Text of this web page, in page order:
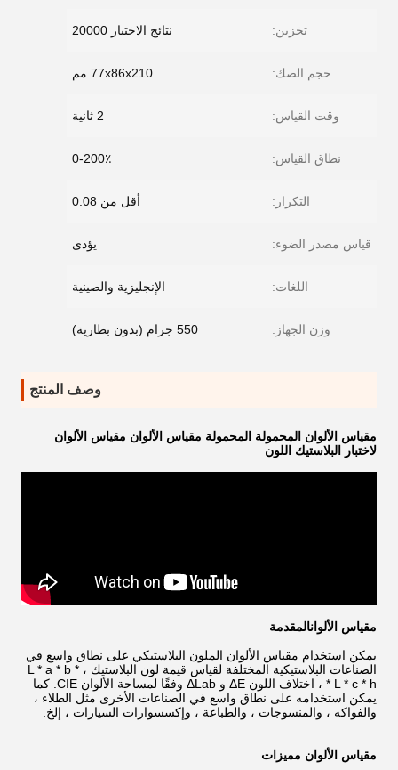
تخزين: نتائج الاختبار 20000
حجم الصك: 77x86x210 مم
وقت القياس: 2 ثانية
نطاق القياس: 0-200٪
التكرار: أقل من 0.08
قياس مصدر الضوء: يؤدى
اللغات: الإنجليزية والصينية
وزن الجهاز: 550 جرام (بدون بطارية)
وصف المنتج
مقياس الألوان المحمولة المحمولة مقياس الألوان مقياس الألوان
لاختبار البلاستيك اللون
مقياس الألوانالمقدمة
يمكن استخدام مقياس الألوان الملون البلاستيكي على نطاق واسع في
الصناعات البلاستيكية المختلفة لقياس قيمة لون البلاستيك L * a * b * ،
L * c * h * ، اختلاف اللون ΔE و ΔLab وفقًا لمساحة الألوان CIE. كما
يمكن استخدامه على نطاق واسع في الصناعات الأخرى مثل الطلاء ،
والفواكه ، والمنسوجات ، والطباعة ، وإكسسوارات السيارات ، إلخ.
مقياس الألوان مميزات